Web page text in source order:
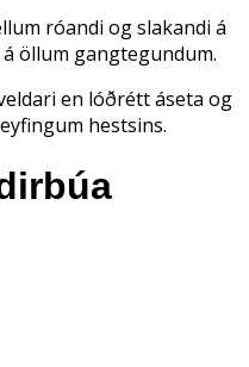
róandi og slakandi á
öllum gangtegundum.
en lóðrétt áseta og
hestsins.